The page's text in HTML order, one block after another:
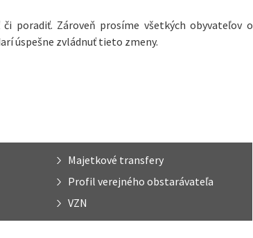
poradiť. Zároveň prosíme všetkých obyvateľov o
úspešne zvládnuť tieto zmeny.
Majetkové transfery
Profil verejného obstarávateľa
VZN